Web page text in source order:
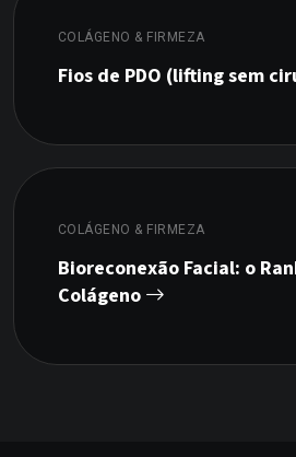
COLÁGENO & FIRMEZA
Fios de PDO (lifting sem
COLÁGENO & FIRMEZA
Bioreconexão Facial: o
Colágeno